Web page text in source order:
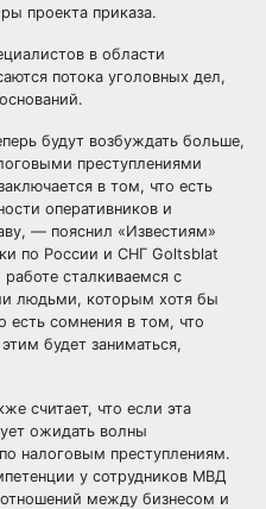
проекта приказа.
в области
потока уголовных дел,
будут возбуждать больше,
преступлениями
в том, что есть
оперативников и
— пояснил «Известиям»
по России и СНГ Goltsblat
сталкиваемся с
людьми, которым хотя бы
есть сомнения в том, что
будет заниматься,
считает, что если эта
ожидать волны
налоговым преступлениям.
у сотрудников МВД
между бизнесом и